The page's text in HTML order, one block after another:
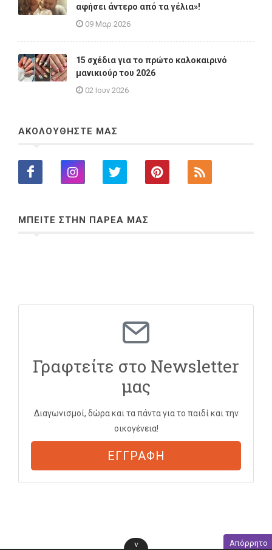
αφήσει άντερο από τα γέλια»!
09 Μαρ 2026
15 σχέδια για το πρώτο καλοκαιρινό
μανικιούρ του 2026
02 Ιουν 2026
ΑΚΟΛΟΥΘΗΣΤΕ ΜΑΣ
ΜΠΕΙΤΕ ΣΤΗΝ ΠΑΡΕΑ ΜΑΣ
Γραφτείτε στο Newsletter
μας
Διαγωνισμοί, δώρα και τα πάντα για το παιδί και την
οικογένεια!
ΕΓΓΡΑΦΗ
Απόρρητο
v